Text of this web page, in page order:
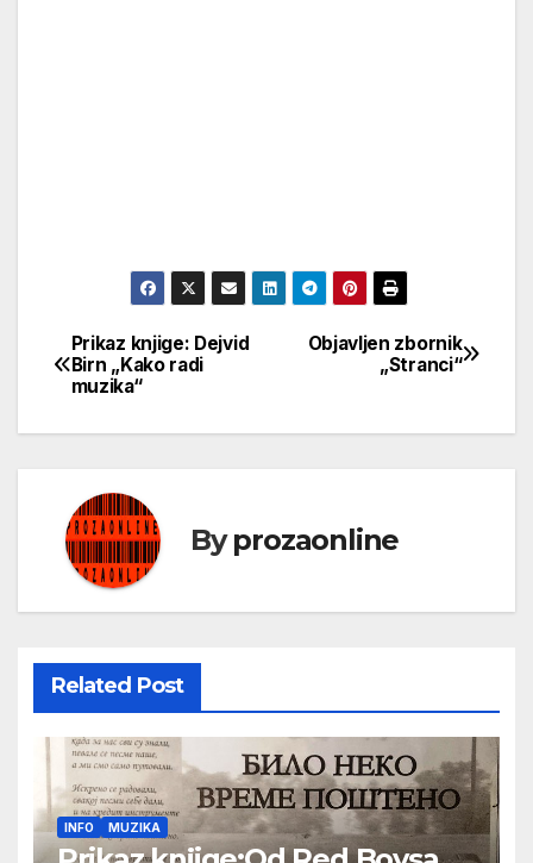
Кретање
чланка
Objavljen zbornik
„Stranci“
Prikaz knjige: Dejvid
Birn „Kako radi
muzika“
Byprozaonline
Related Post
INFO MUZIKA